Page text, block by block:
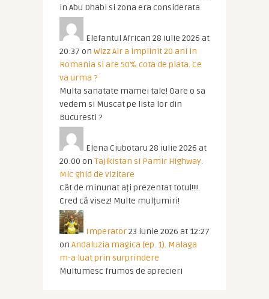
in Abu Dhabi si zona era considerata
Elefantul African 28 iulie 2026 at
20:37 on Wizz Air a implinit 20 ani in
Romania si are 50% cota de piata. Ce
va urma ?
Multa sanatate mamei tale! Oare o sa
vedem si Muscat pe lista lor din
Bucuresti ?
Elena Ciubotaru 28 iulie 2026 at
20:00 on Tajikistan si Pamir Highway.
Mic ghid de vizitare
Cât de minunat ați prezentat totul!!!!
Cred că visez! Multe mulțumiri!
Imperator23 iunie 2026 at 12:27
on Andaluzia magica (ep. 1). Malaga
m-a luat prin surprindere
Multumesc frumos de aprecieri